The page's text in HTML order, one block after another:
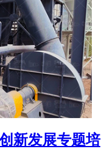
新发展专题培